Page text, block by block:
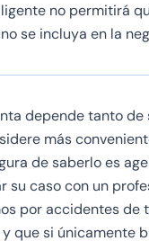
no permitirá
se incluya en la
depende tanto de
más
de saberlo es
caso con un
por accidentes de
que si únicamente